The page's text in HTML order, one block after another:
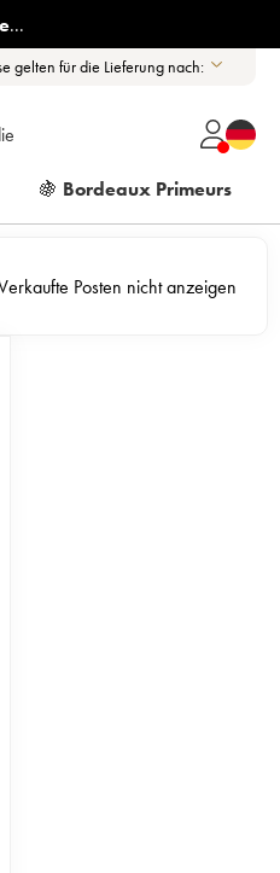
...
gelten für die Lieferung nach:
🍇 Bordeaux Primeurs
Posten nicht anzeigen